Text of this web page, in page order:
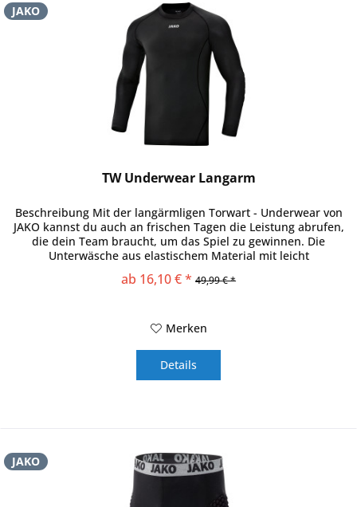
JAKO
TW Underwear Langarm
Beschreibung Mit der langärmligen Torwart - Underwear von
JAKO kannst du auch an frischen Tagen die Leistung abrufen,
die dein Team braucht, um das Spiel zu gewinnen. Die
Unterwäsche aus elastischem Material mit leicht
ab 16,10 € * 49,99 € *
Merken
Details
JAKO